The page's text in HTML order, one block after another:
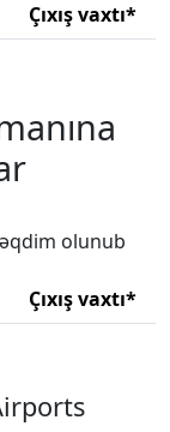
Çıxış vaxtı*
olunub
Çıxış vaxtı*